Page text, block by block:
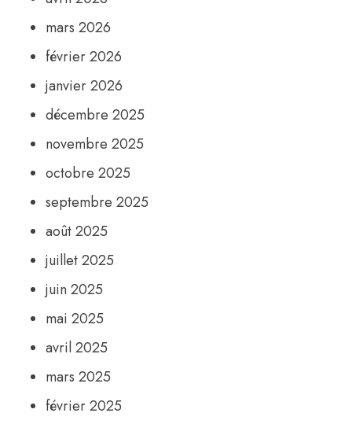
mars 2026
février 2026
janvier 2026
décembre 2025
novembre 2025
octobre 2025
septembre 2025
août 2025
juillet 2025
juin 2025
mai 2025
avril 2025
mars 2025
février 2025